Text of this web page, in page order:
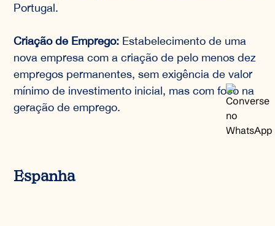
Portugal.
Criação de Emprego: Estabelecimento de uma
nova empresa com a criação de pelo menos dez
empregos permanentes, sem exigência de valor
mínimo de investimento inicial, mas com foco na
geração de emprego.
Espanha